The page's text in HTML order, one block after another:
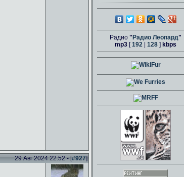
29 Авг 2024 22:52 - [#927]
Радио " Радио Леопард"
mp3 [192 128 ] kbps